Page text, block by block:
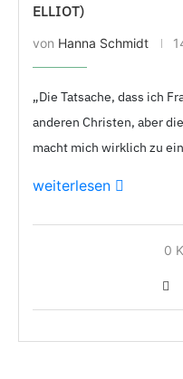
ELLIOT)
von Hanna Schmidt
„Die Tatsache, dass ich
anderen Christen, aber
macht mich wirklich zu
weiterlesen
0